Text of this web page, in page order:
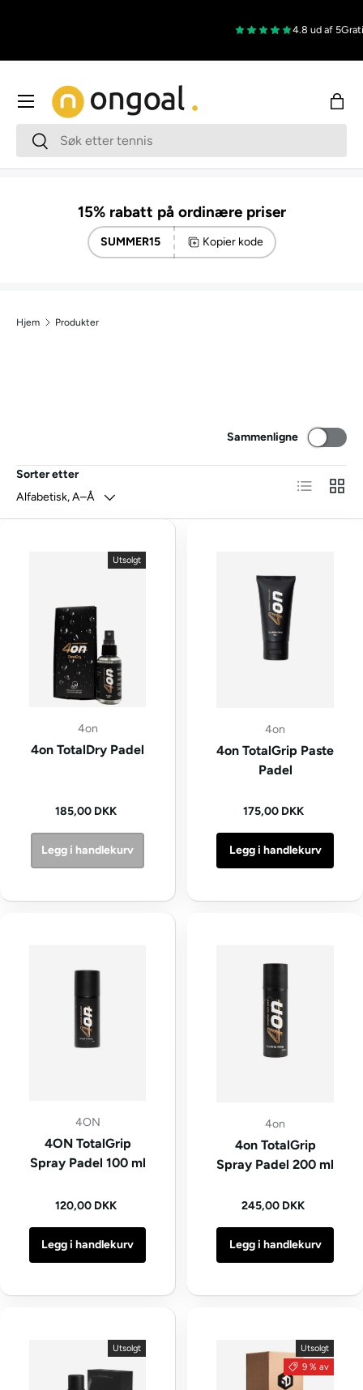
4.8 ud af 5Gratis
SøkSøk
Meny
15% rabatt på ordinære priser
SUMMER15 Kopier kode
Hjem Produkter
Sorter etter
Alfabetisk, A–Å
Sammenligne
Liste NETT
Utsolgt
4on
4on TotalDry Padel
Vanlig pris
185,00 DKK
Legg i handlekurv
4on
4on TotalGrip Paste
Padel
Vanlig pris
175,00 DKK
Legg i handlekurv
4ON
4ON TotalGrip
Spray Padel 100 ml
Vanlig pris
120,00 DKK
Legg i handlekurv
4on
4on TotalGrip
Spray Padel 200 ml
Vanlig pris
245,00 DKK
Legg i handlekurv
Utsolgt
Utsolgt
9 % av